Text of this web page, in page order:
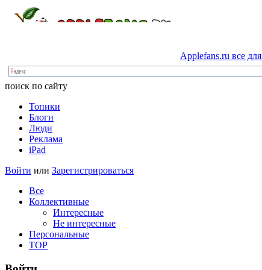
Applefans.ru все для
поиск по сайту
Топики
Блоги
Люди
Реклама
iPad
Войти или Зарегистрироваться
Все
Коллективные
Интересные
Не интересные
Персональные
TOP